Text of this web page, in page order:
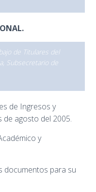
de Titulares del
Subsecretario de
de Ingresos y
de agosto del 2005.
y
documentos para su